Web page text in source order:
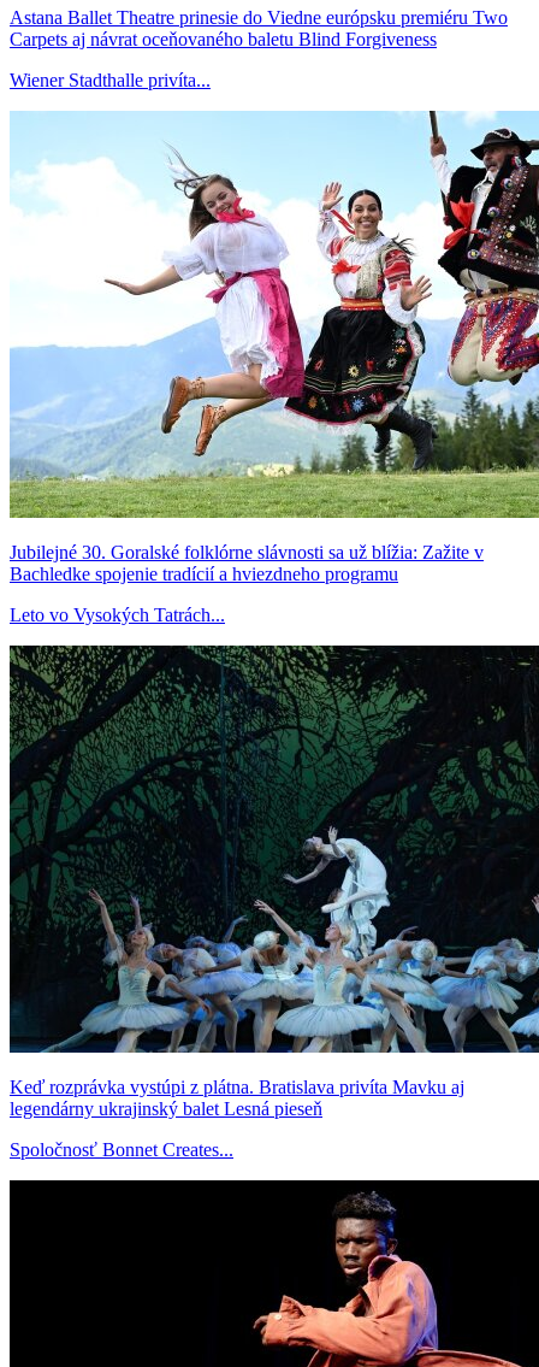
Astana Ballet Theatre prinesie do Viedne európsku premiéru Two
Carpets aj návrat oceňovaného baletu Blind Forgiveness
Wiener Stadthalle privíta...
Jubilejné 30. Goralské folklórne slávnosti sa už blížia: Zažite v
Bachledke spojenie tradícií a hviezdneho programu
Leto vo Vysokých Tatrách...
Keď rozprávka vystúpi z plátna. Bratislava privíta Mavku aj
legendárny ukrajinský balet Lesná pieseň
Spoločnosť Bonnet Creates...